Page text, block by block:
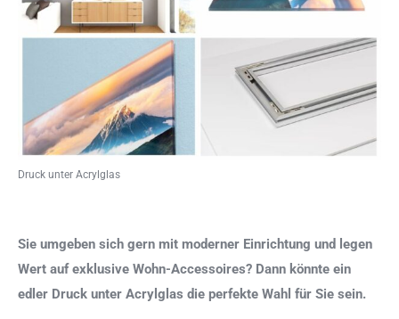
Druck unter Acrylglas
Sie umgeben sich gern mit moderner Einrichtung und legen
Wert auf exklusive Wohn-Accessoires? Dann könnte ein
edler Druck unter Acrylglas die perfekte Wahl für Sie sein.